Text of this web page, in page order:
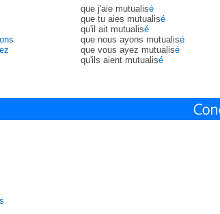
que j'aie mutualisé
que tu aies mutualisé
qu'il ait mutualisé
que nous ayons mutualisé
que vous ayez mutualisé
qu'ils aient mutualisé